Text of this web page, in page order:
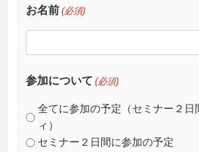
お名前 (必須)
参加について (必須)
全てに参加の予定（セミナー２日
ィ）
セミナー２日間に参加の予定